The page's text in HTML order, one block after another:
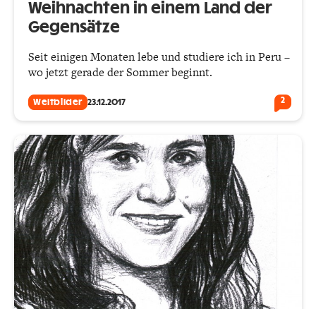
Weihnachten in einem Land der
Gegensätze
Seit einigen Monaten lebe und studiere ich in Peru –
wo jetzt gerade der Sommer beginnt.
Weltbilder 23.12.2017 2